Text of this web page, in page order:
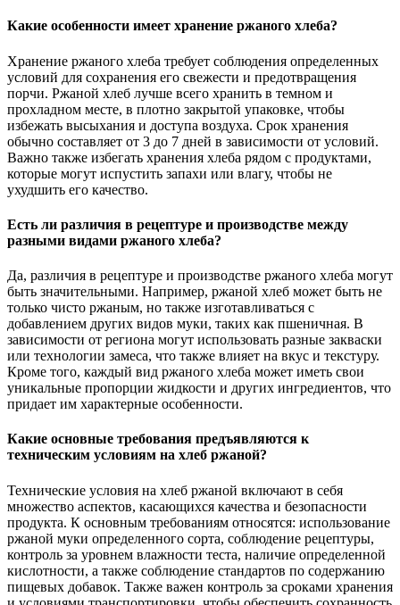
Какие особенности имеет хранение ржаного хлеба?
Хранение ржаного хлеба требует соблюдения определенных
условий для сохранения его свежести и предотвращения
порчи. Ржаной хлеб лучше всего хранить в темном и
прохладном месте, в плотно закрытой упаковке, чтобы
избежать высыхания и доступа воздуха. Срок хранения
обычно составляет от 3 до 7 дней в зависимости от условий.
Важно также избегать хранения хлеба рядом с продуктами,
которые могут испустить запахи или влагу, чтобы не
ухудшить его качество.
Есть ли различия в рецептуре и производстве между
разными видами ржаного хлеба?
Да, различия в рецептуре и производстве ржаного хлеба могут
быть значительными. Например, ржаной хлеб может быть не
только чисто ржаным, но также изготавливаться с
добавлением других видов муки, таких как пшеничная. В
зависимости от региона могут использовать разные закваски
или технологии замеса, что также влияет на вкус и текстуру.
Кроме того, каждый вид ржаного хлеба может иметь свои
уникальные пропорции жидкости и других ингредиентов, что
придает им характерные особенности.
Какие основные требования предъявляются к
техническим условиям на хлеб ржаной?
Технические условия на хлеб ржаной включают в себя
множество аспектов, касающихся качества и безопасности
продукта. К основным требованиям относятся: использование
ржаной муки определенного сорта, соблюдение рецептуры,
контроль за уровнем влажности теста, наличие определенной
кислотности, а также соблюдение стандартов по содержанию
пищевых добавок. Также важен контроль за сроками хранения